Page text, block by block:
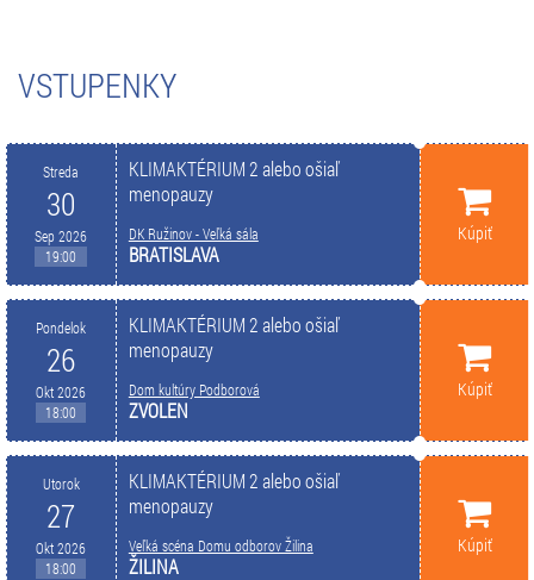
VSTUPENKY
Streda
30
Sep 2026
19:00
KLIMAKTÉRIUM 2 alebo ošiaľ
menopauzy
DK Ružinov - Veľká sála
BRATISLAVA
Kúpiť
Pondelok
26
Okt 2026
18:00
KLIMAKTÉRIUM 2 alebo ošiaľ
menopauzy
Dom kultúry Podborová
ZVOLEN
Kúpiť
Utorok
27
Okt 2026
18:00
KLIMAKTÉRIUM 2 alebo ošiaľ
menopauzy
Veľká scéna Domu odborov Žilina
ŽILINA
Kúpiť